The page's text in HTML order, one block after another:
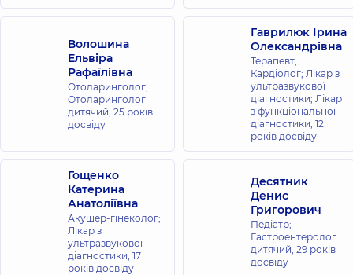
Волошина
Ельвіра
Рафаїлівна
Отоларинголог;
Отоларинголог
дитячий, 25 років
досвіду
Гаврилюк Ірина
Олександрівна
Терапевт;
Кардіолог; Лікар з
ультразвукової
діагностики; Лікар
з функціональної
діагностики, 12
років досвіду
Гощенко
Катерина
Анатоліївна
Акушер-гінеколог;
Лікар з
ультразвукової
діагностики, 17
років досвіду
Десятник
Денис
Григорович
Педіатр;
Гастроентеролог
дитячий, 29 років
досвіду